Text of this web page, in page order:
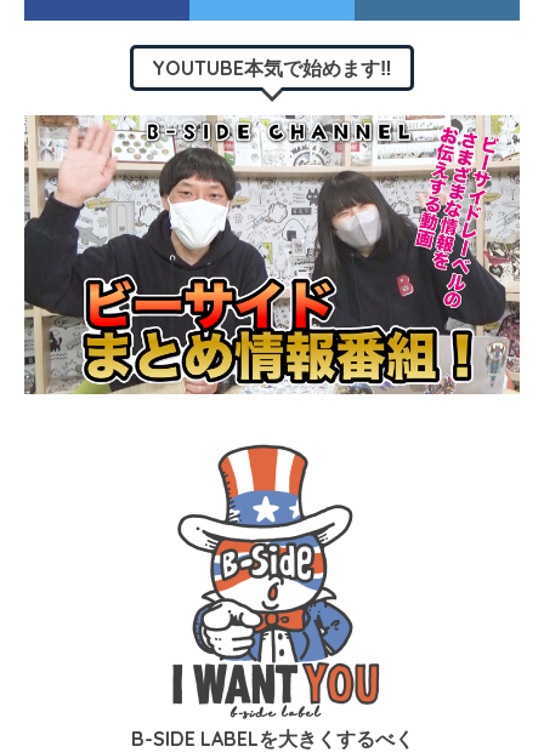
YOUTUBE本気で始めます‼︎
B-SIDE LABELを大きくするべく